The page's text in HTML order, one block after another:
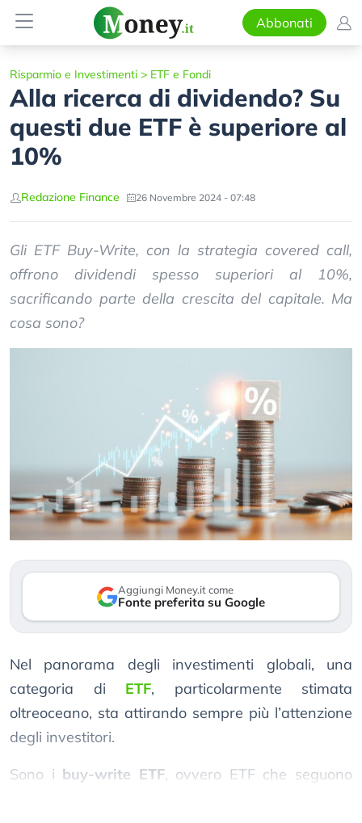
Abbonati
Risparmio e Investimenti > ETF e Fondi
Alla ricerca di dividendo? Su
questi due ETF è superiore al
10%
Redazione Finance 26 Novembre 2024 - 07:48
Gli ETF Buy-Write, con la strategia covered call,
offrono dividendi spesso superiori al 10%,
sacrificando parte della crescita del capitale. Ma
cosa sono?
Aggiungi Money.it come
Fonte preferita su Google
Nel panorama degli investimenti globali, una
categoria di ETF, particolarmente stimata
oltreoceano, sta attirando sempre più l’attenzione
degli investitori.
Sono i buy-write ETF, ovvero ETF che seguono